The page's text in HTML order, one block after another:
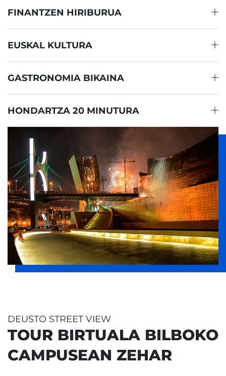
FINANTZEN HIRIBURUA
EUSKAL KULTURA
GASTRONOMIA BIKAINA
HONDARTZA 20 MINUTURA
DEUSTO STREET VIEW
TOUR BIRTUALA BILBOKO
CAMPUSEAN ZEHAR